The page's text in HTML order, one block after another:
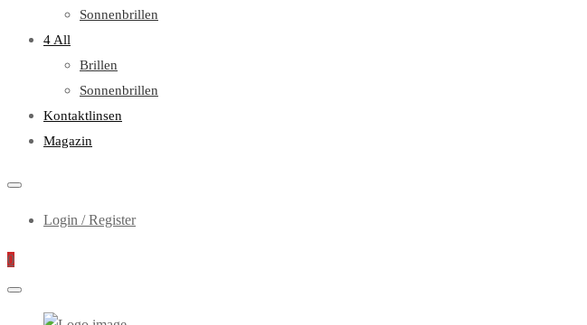
Sonnenbrillen
4 All
Brillen
Sonnenbrillen
Kontaktlinsen
Magazin
Login / Register
0